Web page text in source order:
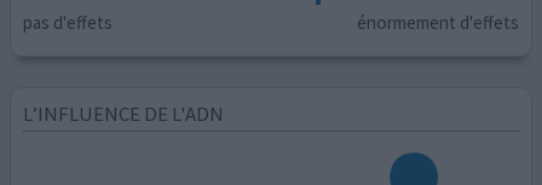
pas d'effets énormement d'effets
L’INFLUENCE DE L'ADN